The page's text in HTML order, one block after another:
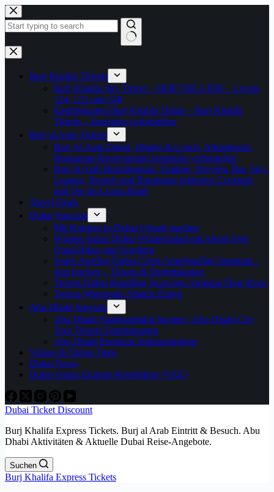
Zum
Inhalt
springen
Keine
Ergebnisse
Burj Khalifa Tickets
Burj Khalifa Sky Ticket – SKIP THE LINE – Levels
124, 125 und 148
Eintrittskarten Burj Khalifa Dubai – Burj Khalifa
Tickets – kostenlos vorbestellen
Burj al Arab Tickets
Burj Al Arab Dubai, Dinner & Lunch, Abendessen,
Restaurant-Reservierung kostenlos vorbestellen
Burj al Arab Besichtigung, Teatime, Skyview Bar, Sky-
Lounge, Besuch und Rundgang inklusive Cocktails
und Tee im Luxus-Hotel
Travel Deals
Dubai Specials
Mit Kindern in Dubai Urlaub machen
Wüsten-Safari Dubai Wüstensafari mit Allrad Jeep
Quad-Bikes und Scootern
Segel-Ausflug Dubai Creek Angelausflug Jumeirah –
jetzt buchen – Tickets & Eintrittskarten
Tickets Dubai Rundflug Seawings Airplane Flug Show
Tickets Waterpark Atlantis Dubai
Abu Dhabi Specials
Abu Dhabi Stadtrundfahrt buchen / Abu Dhabi City
Tour Tickets Eintrittskarten
Abu Dhabi Premium Sightseeingtour
Videos & Dubai-Tipps
Dubai News
Dubai Oman Emirate Reiseführer (VAE)
Dubai Ticket Discount
Burj Khalifa Express Tickets. Burj al Arab Eintritt & Besuch. Abu
Dhabi Aktivitäten & Aktuelle Dubai Reise-Angebote.
Suchen
Burj Khalifa Express Tickets